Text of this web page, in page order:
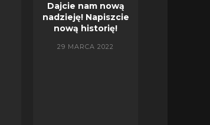
Dajcie nam nową
nadzieję! Napiszcie
nową historię!
29 MARCA 2022